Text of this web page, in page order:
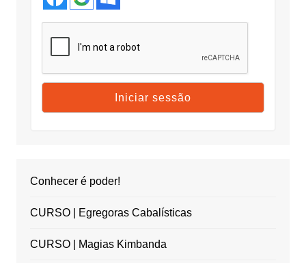
Conhecer é poder!
CURSO | Egregoras Cabalísticas
CURSO | Magias Kimbanda